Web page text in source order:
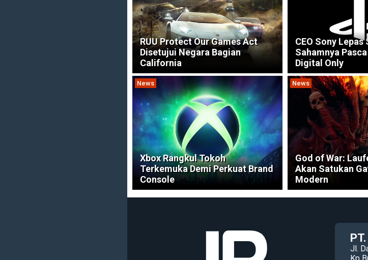
RUU Protect Our Games Act
Disetujui Negara Bagian
California
CEO Sony Lepas
Sahamnya
Digital Only
News
Xbox Rangkul Tokoh
Terkemuka Demi Perkuat Brand
Console
News
God of War:
Akan Satukan
Modern
Jl.